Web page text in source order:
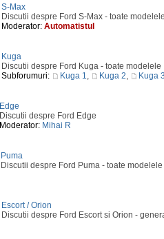
S-Max
Discutii despre Ford S-Max - toate modelele
Moderator: Automatistul
Kuga
Discutii despre Ford Kuga - toate modelele
Subforumuri:
Kuga 1, Kuga 2, Kuga 3
Edge
Discutii despre Ford Edge
Moderator: Mihai R
Puma
Discutii despre Ford Puma - toate modelele
Escort / Orion
Discutii despre Ford Escort si Orion -